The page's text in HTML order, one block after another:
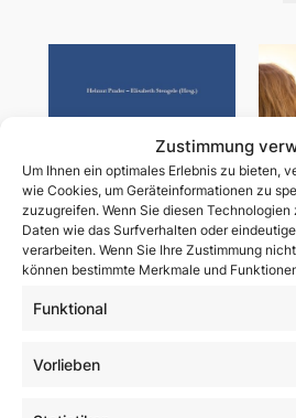
Zustimmung
Um Ihnen ein optimales Erlebnis zu bieten,
wie Cookies, um Geräteinformationen zu
zuzugreifen. Wenn Sie diesen
Daten wie das Surfverhalten oder
verarbeiten. Wenn Sie Ihre Zustimmung
können bestimmte Merkmale und
Funktional
Vorlieben